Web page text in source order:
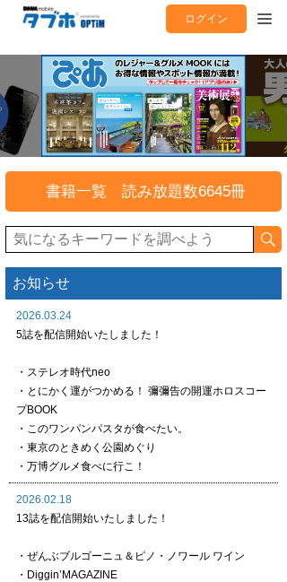
ログイン
書籍一覧 読み放題数6645冊
お知らせ
2026.03.24
5誌を配信開始いたしました！
・ステレオ時代neo
・とにかく運がつかめる！ 彌彌告の開運ホロスコー
プBOOK
・このワンパンパスタが食べたい。
・東京のときめく公園めぐり
・万博グルメ食べに行こ！
2026.02.18
13誌を配信開始いたしました！
・ぜんぶブルゴーニュ＆ピノ・ノワール ワイン
・Diggin’MAGAZINE